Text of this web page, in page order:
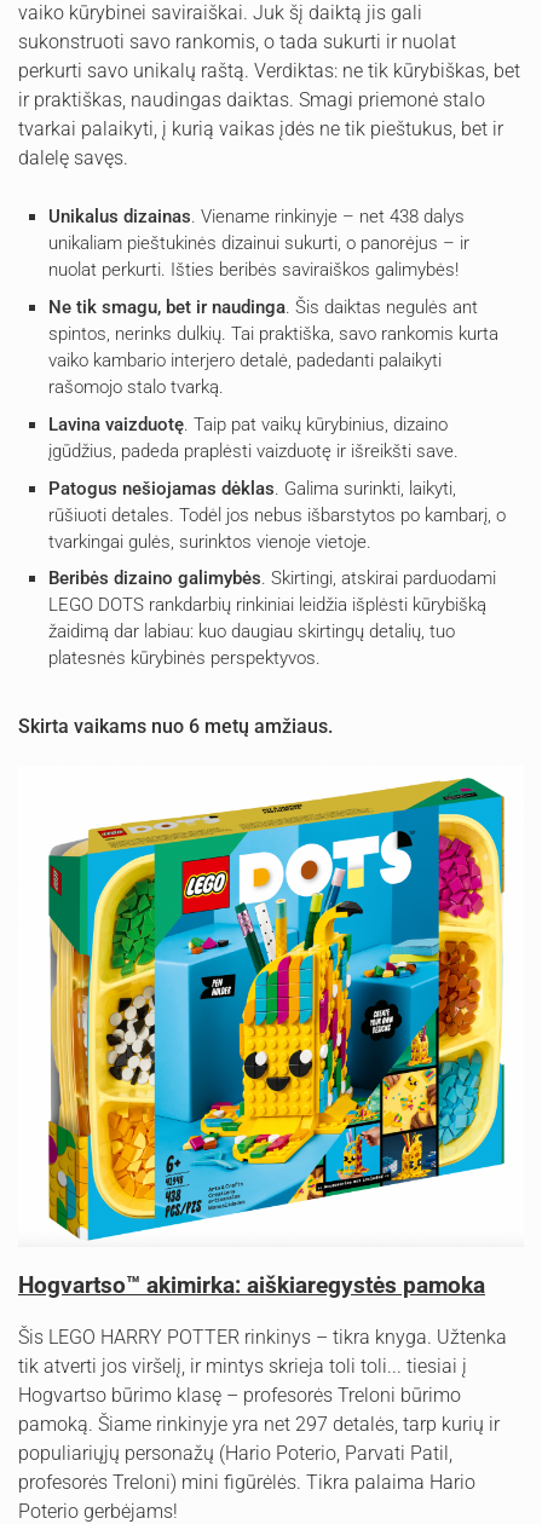
vaiko kūrybinei saviraiškai. Juk šį daiktą jis gali
sukonstruoti savo rankomis, o tada sukurti ir nuolat
perkurti savo unikalų raštą. Verdiktas: ne tik kūrybiškas, bet
ir praktiškas, naudingas daiktas. Smagi priemonė stalo
tvarkai palaikyti, į kurią vaikas įdės ne tik pieštukus, bet ir
dalelę savęs.
Unikalus dizainas. Viename rinkinyje – net 438 dalys
unikaliam pieštukinės dizainui sukurti, o panorėjus – ir
nuolat perkurti. Išties beribės saviraiškos galimybės!
Ne tik smagu, bet ir naudinga. Šis daiktas negulės ant
spintos, nerinks dulkių. Tai praktiška, savo rankomis kurta
vaiko kambario interjero detalė, padedanti palaikyti
rašomojo stalo tvarką.
Lavina vaizduotę. Taip pat vaikų kūrybinius, dizaino
įgūdžius, padeda praplėsti vaizduotę ir išreikšti save.
Patogus nešiojamas dėklas . Galima surinkti, laikyti,
rūšiuoti detales. Todėl jos nebus išbarstytos po kambarį, o
tvarkingai gulės, surinktos vienoje vietoje.
Beribės dizaino galimybės. Skirtingi, atskirai parduodami
LEGO DOTS rankdarbių rinkiniai leidžia išplėsti kūrybišką
žaidimą dar labiau: kuo daugiau skirtingų detalių, tuo
platesnės kūrybinės perspektyvos.
Skirta vaikams nuo 6 metų amžiaus.
Hogvartso™ akimirka: aiškiaregystės pamoka
Šis LEGO HARRY POTTER rinkinys – tikra knyga. Užtenka
tik atverti jos viršelį, ir mintys skrieja toli toli... tiesiai į
Hogvartso būrimo klasę – profesorės Treloni būrimo
pamoką. Šiame rinkinyje yra net 297 detalės, tarp kurių ir
populiariųjų personažų (Hario Poterio, Parvati Patil,
profesorės Treloni) mini figūrėlės. Tikra palaima Hario
Poterio gerbėjams!